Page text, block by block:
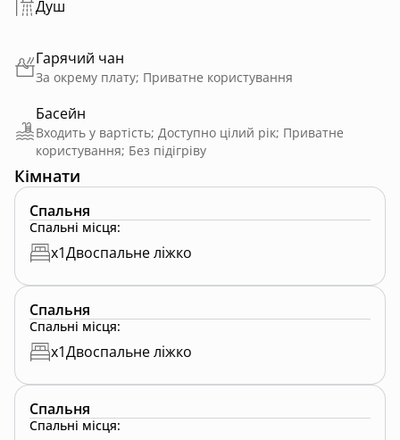
Душ
Гарячий чан
За окрему плату; Приватне користування
Басейн
Входить у вартість; Доступно цілий рік; Приватне
користування; Без підігріву
Кімнати
Спальня
Спальні місця:
x1Двоспальне ліжко
Спальня
Спальні місця:
x1Двоспальне ліжко
Спальня
Спальні місця: